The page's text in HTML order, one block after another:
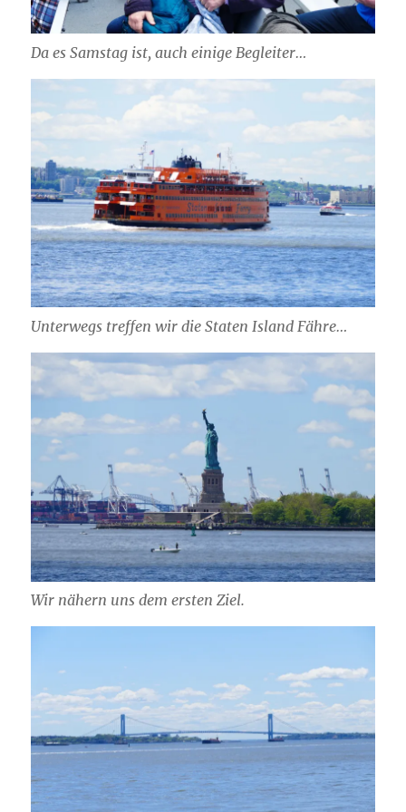
Da es Samstag ist, auch einige Begleiter…
Unterwegs treffen wir die Staten Island Fähre…
Wir nähern uns dem ersten Ziel.